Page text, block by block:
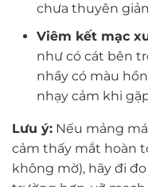
chưa thuyên
Viêm kết mạc
như có cát bên
nhầy có màu
nhạy cảm khi
Lưu ý: Nếu mảng
cảm thấy mắt hoàn
không mờ), hãy đi